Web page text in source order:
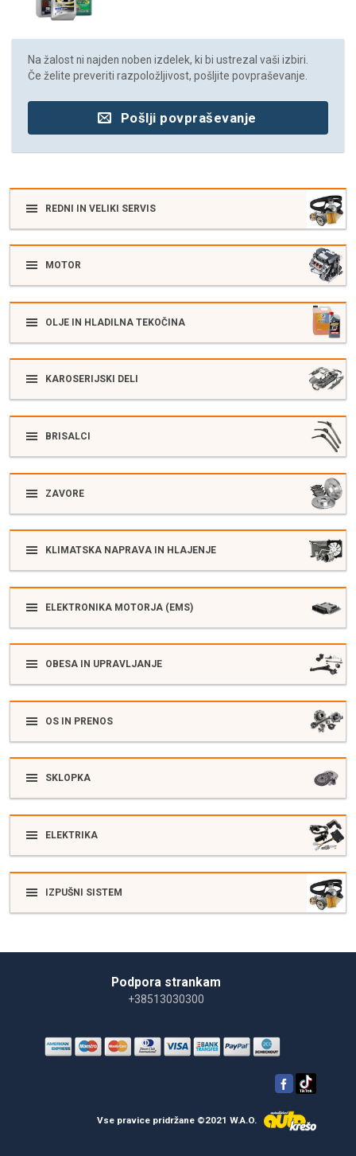
Na žalost ni najden noben izdelek, ki bi ustrezal vaši izbiri.
Če želite preveriti razpoložljivost, pošljite povpraševanje.
Pošlji povpraševanje
REDNI IN VELIKI SERVIS
MOTOR
OLJE IN HLADILNA TEKOČINA
KAROSERIJSKI DELI
BRISALCI
ZAVORE
KLIMATSKA NAPRAVA IN HLAJENJE
ELEKTRONIKA MOTORJA (EMS)
OBESA IN UPRAVLJANJE
OS IN PRENOS
SKLOPKA
ELEKTRIKA
IZPUŠNI SISTEM
Podpora strankam
+38513030300
Vse pravice pridržane ©2021 W.A.O.